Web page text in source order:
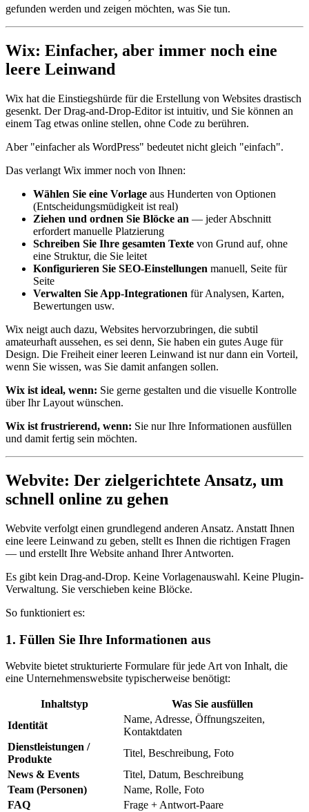
gefunden werden und zeigen möchten, was Sie tun.
Wix: Einfacher, aber immer noch eine
leere Leinwand
Wix hat die Einstiegshürde für die Erstellung von Websites drastisch
gesenkt. Der Drag-and-Drop-Editor ist intuitiv, und Sie können an
einem Tag etwas online stellen, ohne Code zu berühren.
Aber "einfacher als WordPress" bedeutet nicht gleich "einfach".
Das verlangt Wix immer noch von Ihnen:
Wählen Sie eine Vorlage aus Hunderten von Optionen
(Entscheidungsmüdigkeit ist real)
Ziehen und ordnen Sie Blöcke an — jeder Abschnitt
erfordert manuelle Platzierung
Schreiben Sie Ihre gesamten Texte von Grund auf, ohne
eine Struktur, die Sie leitet
Konfigurieren Sie SEO-Einstellungen manuell, Seite für
Seite
Verwalten Sie App-Integrationen für Analysen, Karten,
Bewertungen usw.
Wix neigt auch dazu, Websites hervorzubringen, die subtil
amateurhaft aussehen, es sei denn, Sie haben ein gutes Auge für
Design. Die Freiheit einer leeren Leinwand ist nur dann ein Vorteil,
wenn Sie wissen, was Sie damit anfangen sollen.
Wix ist ideal, wenn: Sie gerne gestalten und die visuelle Kontrolle
über Ihr Layout wünschen.
Wix ist frustrierend, wenn: Sie nur Ihre Informationen ausfüllen
und damit fertig sein möchten.
Webvite: Der zielgerichtete Ansatz, um
schnell online zu gehen
Webvite verfolgt einen grundlegend anderen Ansatz. Anstatt Ihnen
eine leere Leinwand zu geben, stellt es Ihnen die richtigen Fragen
— und erstellt Ihre Website anhand Ihrer Antworten.
Es gibt kein Drag-and-Drop. Keine Vorlagenauswahl. Keine Plugin-
Verwaltung. Sie verschieben keine Blöcke.
So funktioniert es:
1. Füllen Sie Ihre Informationen aus
Webvite bietet strukturierte Formulare für jede Art von Inhalt, die
eine Unternehmenswebsite typischerweise benötigt:
Inhaltstyp
Was Sie ausfüllen
Identität
Name, Adresse, Öffnungszeiten,
Kontaktdaten
Dienstleistungen /
Produkte
Titel, Beschreibung, Foto
News & Events
Titel, Datum, Beschreibung
Team (Personen)
Name, Rolle, Foto
FAQ
Frage + Antwort-Paare